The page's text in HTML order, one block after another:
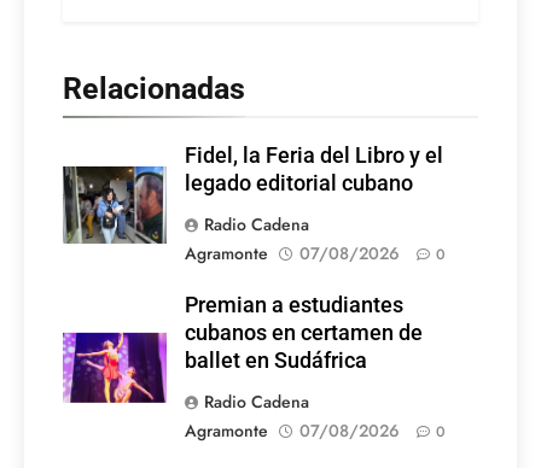
Relacionadas
Fidel, la Feria del Libro y el
legado editorial cubano
Radio Cadena
Agramonte
07/08/2026 0
Premian a estudiantes
cubanos en certamen de
ballet en Sudáfrica
Radio Cadena
Agramonte
07/08/2026 0